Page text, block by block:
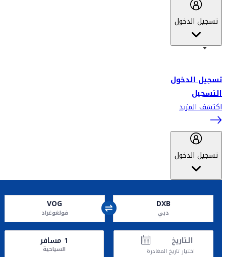
تسجيل الدخول
أهلاً بك في سكاي واردز طيران الإمارات برنامج الولاء المعتمد من قبل
تسجيل الدخول
التسجيل
اكتشف المزيد
تسجيل الدخول
DXB
دبي
VOG
فولغوغراد
التاريخ
اختيار تاريخ المغادرة
1 مسافر
السياحية